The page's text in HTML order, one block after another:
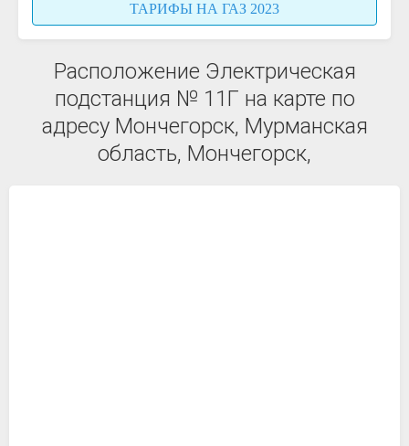
ТАРИФЫ НА ГАЗ 2023
Расположение Электрическая
подстанция № 11Г на карте по
адресу Мончегорск, Мурманская
область, Мончегорск,